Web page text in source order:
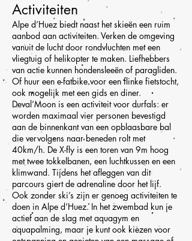
Activiteiten
Alpe d’Huez biedt naast het skieën een ruim
aanbod aan activiteiten. Verken de omgeving
vanuit de lucht door rondvluchten met een
vliegtuig of helikopter te maken. Liefhebbers
van actie kunnen hondensleeën of paragliden.
Of huur een e-fatbike voor een flinke fietstocht,
ook mogelijk met een gids en diner.
Deval’Moon is een activiteit voor durfals: er
worden maximaal vier personen bevestigd
aan de binnenkant van een opblaasbare bal
die vervolgens naar beneden rolt met
40km/h. De X-fly is een toren van 9m hoog
met twee tokkelbanen, een luchtkussen en een
klimwand. Tijdens het afleggen van dit
parcours giert de adrenaline door het lijf.
Ook zonder ski’s zijn er genoeg activiteiten te
doen in Alpe d’Huez. In het zwembad kun je
actief aan de slag met aquagym en
aquapalming, maar je kunt ook kiezen voor